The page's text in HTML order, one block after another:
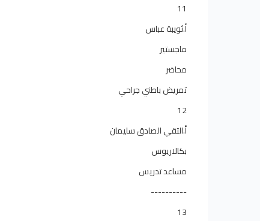
11
أ.ثويبة عباس
ماجستير
محاضر
تمريض باطني جراحي
12
أ.التقي الصادق سليمان
بكالاريوس
مساعد تدريس
----------
13